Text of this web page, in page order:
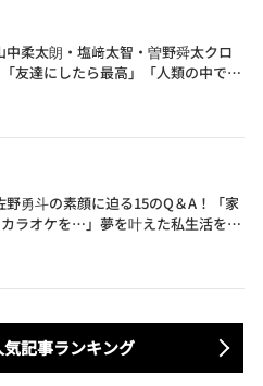
中柔太朗・塩﨑太智・曽野舜太クロ
友達にしたら最高」「人類の中で桁
野勇斗の素顔に迫る15のQ＆A！「家
ラオケを…」夢を叶えた私生活を公
記事ランキング